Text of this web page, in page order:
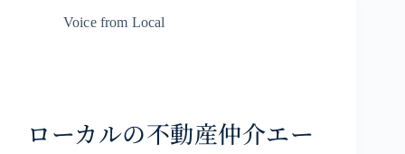
Voice from Local
ローカルの不動産仲介エー